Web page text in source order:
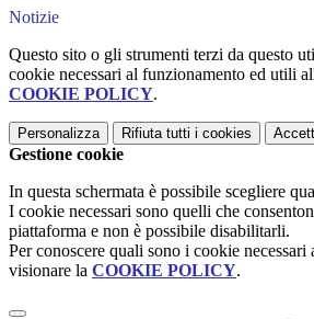
Notizie
Questo sito o gli strumenti terzi da questo
cookie necessari al funzionamento ed utili
COOKIE POLICY.
Personalizza Rifiuta tutti i cookies
Gestione cookie
In questa schermata è possibile scegliere
I cookie necessari sono quelli che
piattaforma e non è possibile disabilitarli.
Per conoscere quali sono i cookie
visionare la COOKIE POLICY.